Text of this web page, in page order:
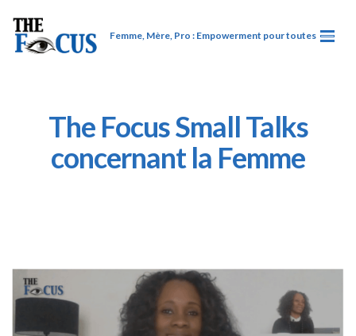
Femme, Mère, Pro : Empowerment pour toutes
The Focus Small Talks
concernant la Femme